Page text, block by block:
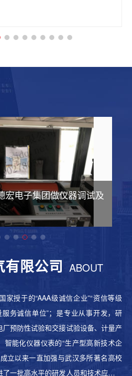
宏电子集团做仪器调试及
限公司 ABOUT
家授于的“AAA级诚信企业”“资信等级
服务诚信单位”；是专业从事开发，研
预防性试验和交接试验设备、计量产
智能化仪器仪表的“生产型高新技术企
立以来一直加强与武汉多所著名高校
一批高水平的研发人员和技术应用人